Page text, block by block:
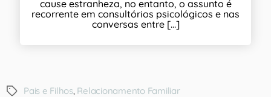
cause estranheza, no entanto, o assunto é
recorrente em consultórios psicológicos e nas
conversas entre [...]
Pais e Filhos, Relacionamento Familiar